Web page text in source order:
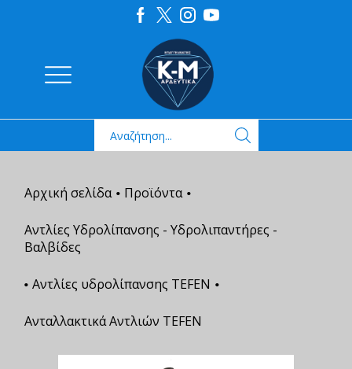
Αρχική σελίδα • Προϊόντα •
Αντλίες Υδρολίπανσης - Υδρολιπαντήρες -
Βαλβίδες
• Αντλίες υδρολίπανσης TEFEN •
Ανταλλακτικά Αντλιών TEFEN